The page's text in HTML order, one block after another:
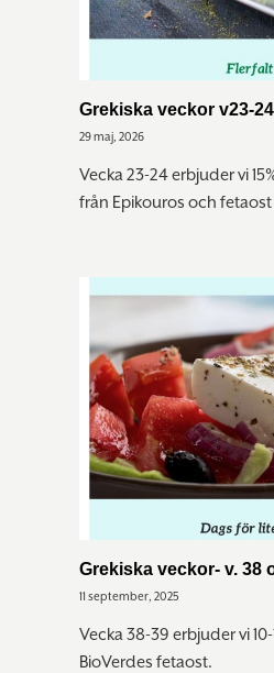
Grekiska veckor v23-
29 maj, 2026
Vecka 23-24 erbjuder vi
från Epikouros och
Grekiska veckor- v. 38
11 september, 2025
Vecka 38-39 erbjuder vi
BioVerdes fetaost.